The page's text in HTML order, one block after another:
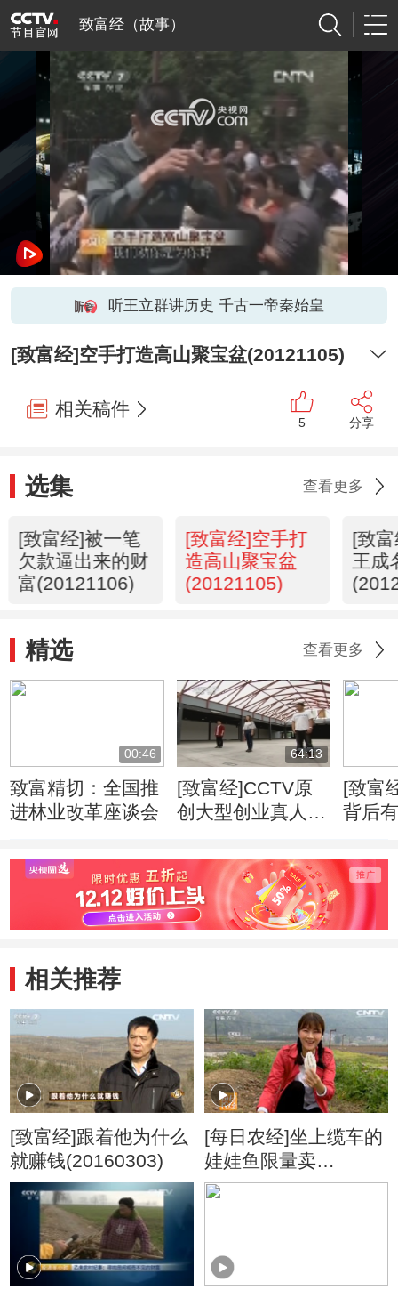
致富经（故事）
网络开小差了，请稍后再试
听王立群讲历史 千古一帝秦始皇
[致富经]空手打造高山聚宝盆(20121105)
相关稿件
5 分享
选集 查看更多
[致富经]被一笔
欠款逼出来的财
富(20121106)
[致富经]空手打
造高山聚宝盆
(20121105)
[致
王成
精选 查看更多
00:46
致富精切：全国推
进林业改革座谈会
64:13
[致富经]CCTV原
创大型创业真人秀
(20140503)
[致富
背后
相关推荐
[致富经]跟着他为什么
就赚钱(20160303)
[每日农经]坐上缆车的
娃娃鱼限量卖
20160413